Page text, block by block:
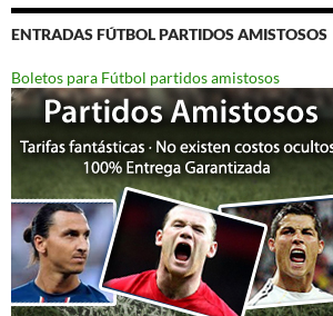
ENTRADAS FÚTBOL PARTIDOS AMISTOSOS
Boletos para Fútbol partidos amistosos